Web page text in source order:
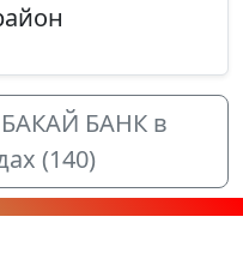
БАНК в
(140)